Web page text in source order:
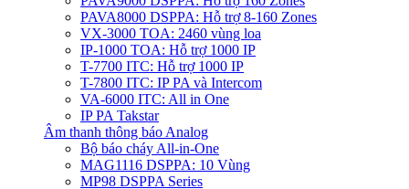
PAVA8000 DSPPA: Hỗ trợ 8-160 Zones
VX-3000 TOA: 2460 vùng loa
IP-1000 TOA: Hỗ trợ 1000 IP
T-7700 ITC: Hỗ trợ 1000 IP
T-7800 ITC: IP PA và Intercom
VA-6000 ITC: All in One
IP PA Takstar
Âm thanh thông báo Analog
Bộ báo cháy All-in-One
MAG1116 DSPPA: 10 Vùng
MP98 DSPPA Series